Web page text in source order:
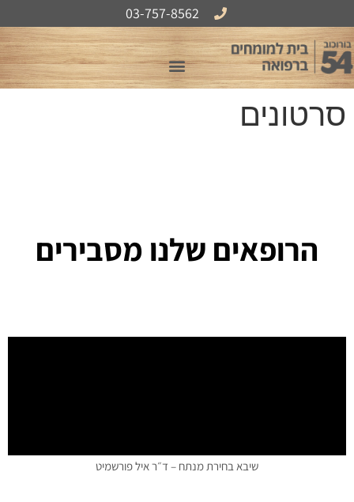
03-757-8562
סרטונים
הרופאים שלנו מסבירים
שיבא בחירת מנתח – ד״ר איל פורשמיט